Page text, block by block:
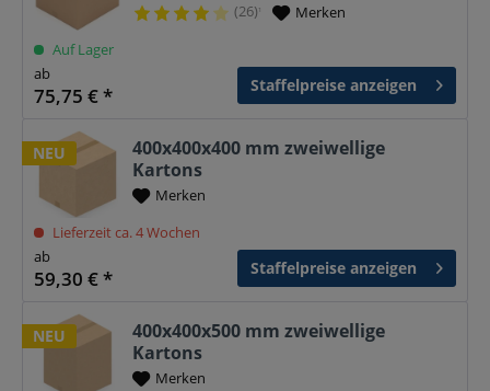
(26)¹ Merken
Auf Lager
ab
75,75 € * Staffelpreise anzeigen
NEU
400x400x400 mm zweiwellige
Kartons
Merken
Lieferzeit ca. 4 Wochen
ab
59,30 € * Staffelpreise anzeigen
NEU
400x400x500 mm zweiwellige
Kartons
Merken